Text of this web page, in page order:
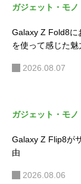
ガジェット・モノ
Galaxy Z Fold8に
を使って感じた魅
2026.08.07
ガジェット・モノ
Galaxy Z Flip8が
由
2026.08.06